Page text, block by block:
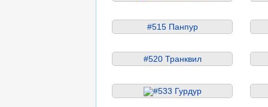
#515 Панпур
#520 Транквил
#533 Гурдур